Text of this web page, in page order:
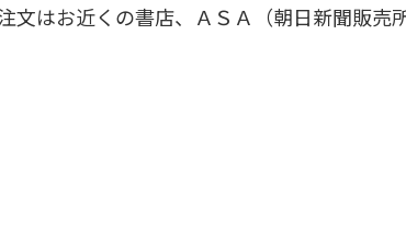
文はお近くの書店、ＡＳＡ（朝日新聞販売